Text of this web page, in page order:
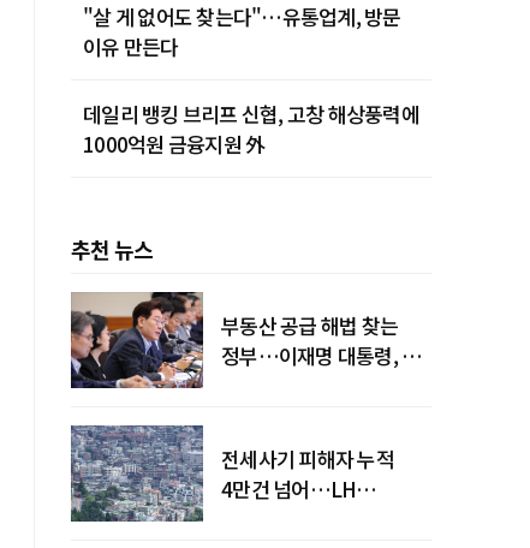
"살 게 없어도 찾는다"…유통업계, 방문
이유 만든다
데일리 뱅킹 브리프 신협, 고창 해상풍력에
1000억원 금융지원 外
추천 뉴스
부동산 공급 해법 찾는
정부…이재명 대통령, 2차
전세사기 피해자 누적
4만건 넘어…LH